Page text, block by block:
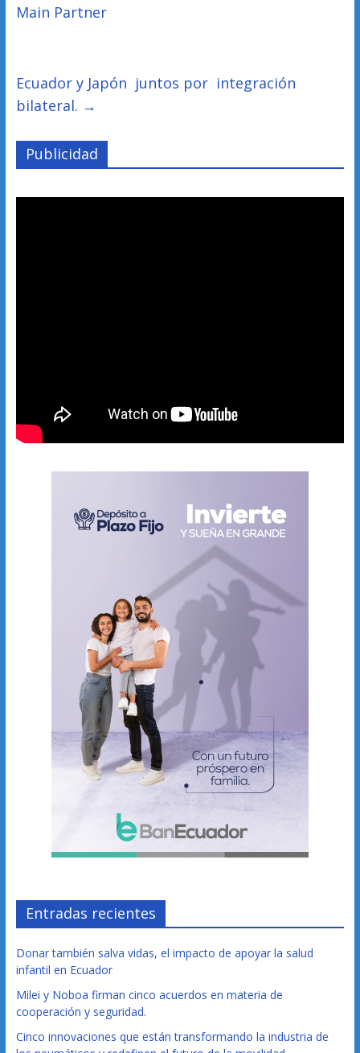
Main Partner
Ecuador y Japón juntos por integración
bilateral. →
Publicidad
Entradas recientes
Donar también salva vidas, el impacto de apoyar la salud
infantil en Ecuador
Milei y Noboa firman cinco acuerdos en materia de
cooperación y seguridad.
Cinco innovaciones que están transformando la industria de